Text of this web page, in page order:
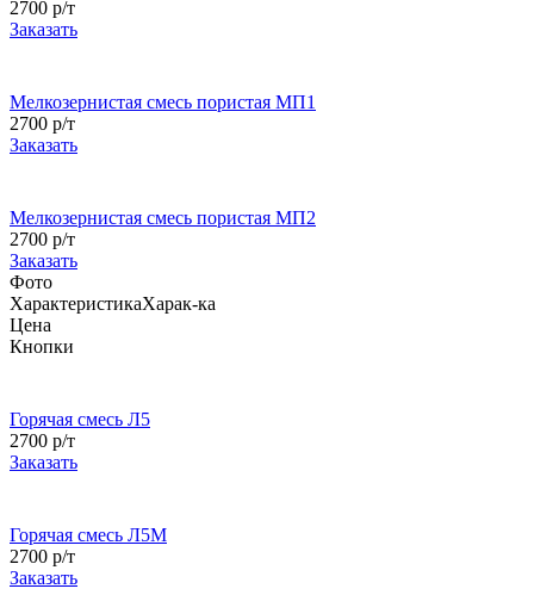
2700 р/т
Заказать
Мелкозернистая смесь пористая МП1
2700 р/т
Заказать
Мелкозернистая смесь пористая МП2
2700 р/т
Заказать
Фото
ХарактеристикаХарак-ка
Цена
Кнопки
Горячая смесь Л5
2700 р/т
Заказать
Горячая смесь Л5М
2700 р/т
Заказать